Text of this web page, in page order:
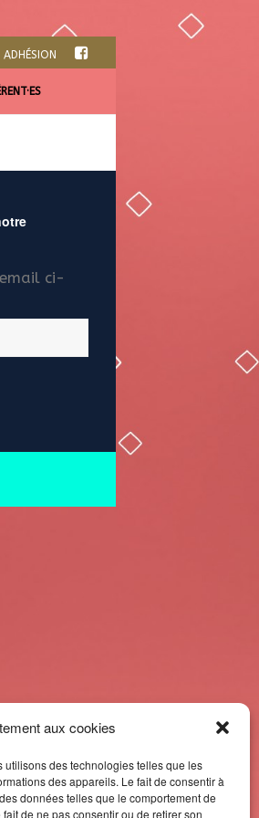
aux cookies
des technologies telles que les
des appareils. Le fait de consentir à
données telles que le comportement de
de ne pas consentir ou de retirer son
ADHÉSION
ci-